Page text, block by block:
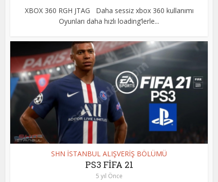
XBOX 360 RGH JTAG Daha sessiz xbox 360 kullanımı
Oyunları daha hızlı loading’lerle...
SHN İSTANBUL ALIŞVERİŞ BÖLÜMÜ
PS3 FİFA 21
5 yıl Önce